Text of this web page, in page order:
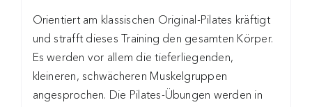
Orientiert am klassischen Original-Pilates kräftigt
und strafft dieses Training den gesamten Körper.
Es werden vor allem die tieferliegenden,
kleineren, schwächeren Muskelgruppen
angesprochen. Die Pilates-Übungen werden in